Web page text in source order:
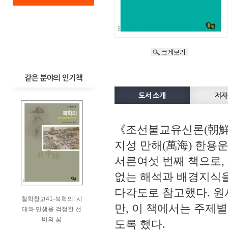
철학창고41-북학의: 시
대와 민생을 걱정한 선
비의 꿈
《조선불교유신론(朝
지성 만해(萬海) 한용
서른여섯 번째 책으로
없는 해석과 배경지식
다각도로 참고했다.
만, 이 책에서는 주제
도록 했다.